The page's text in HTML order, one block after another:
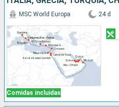
Comidas incluidas
MSC World Europa 24 d